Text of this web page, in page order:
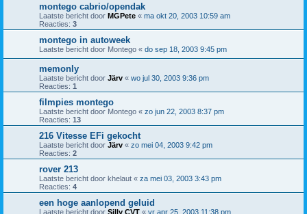
montego cabrio/opendak
Laatste bericht door MGPete « ma okt 20, 2003 10:59 am
Reacties: 3
montego in autoweek
Laatste bericht door Montego « do sep 18, 2003 9:45 pm
memonly
Laatste bericht door Järv « wo jul 30, 2003 9:36 pm
Reacties: 1
filmpies montego
Laatste bericht door Montego « zo jun 22, 2003 8:37 pm
Reacties: 13
216 Vitesse EFi gekocht
Laatste bericht door Järv « zo mei 04, 2003 9:42 pm
Reacties: 2
rover 213
Laatste bericht door khelaut « za mei 03, 2003 3:43 pm
Reacties: 4
een hoge aanlopend geluid
Laatste bericht door Silly CVT « vr apr 25, 2003 11:38 pm